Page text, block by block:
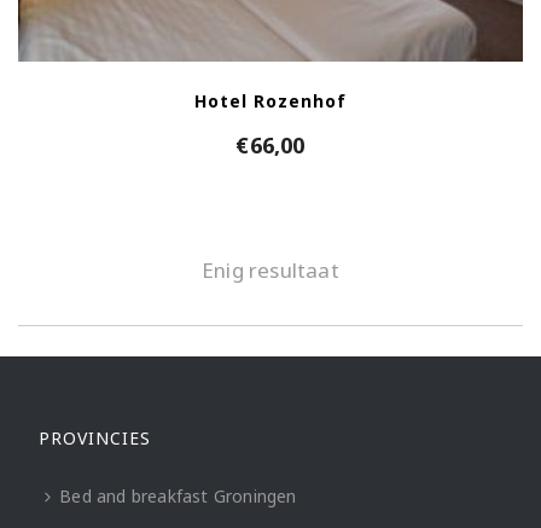
Hotel Rozenhof
€66,00
Enig resultaat
PROVINCIES
Bed and breakfast Groningen